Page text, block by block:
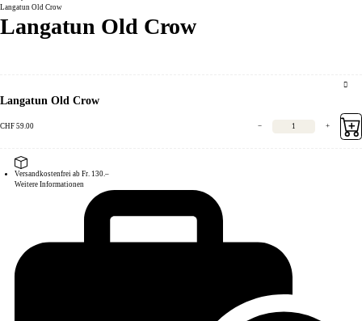
Langatun Old Crow
Langatun Old Crow
Langatun Old Crow
CHF 59.00 − +
Versandkostenfrei ab Fr. 130.–
Weitere Informationen